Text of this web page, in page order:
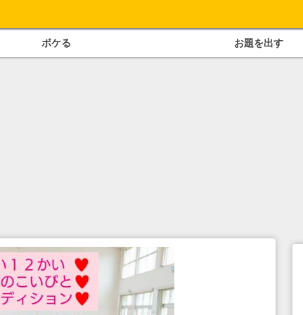
ボケる お題を出す